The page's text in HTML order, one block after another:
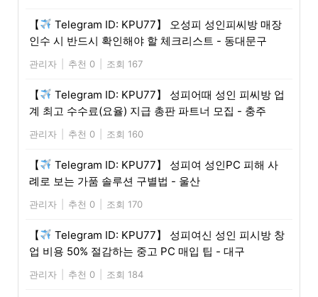
【
Telegram ID: KPU77】 오성피 성인피씨방 매장
인수 시 반드시 확인해야 할 체크리스트 - 동대문구
관리자 추천 0 조회 167
【
Telegram ID: KPU77】 성피어때 성인 피씨방 업
계 최고 수수료(요율) 지급 총판 파트너 모집 - 충주
관리자 추천 0 조회 160
【
Telegram ID: KPU77】 성피여 성인PC 피해 사
례로 보는 가품 솔루션 구별법 - 울산
관리자 추천 0 조회 170
【
Telegram ID: KPU77】 성피여신 성인 피시방 창
업 비용 50% 절감하는 중고 PC 매입 팁 - 대구
관리자 추천 0 조회 184